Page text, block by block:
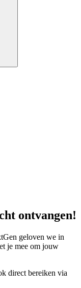
ontvangen!
geloven we in
je mee om jouw
direct bereiken via